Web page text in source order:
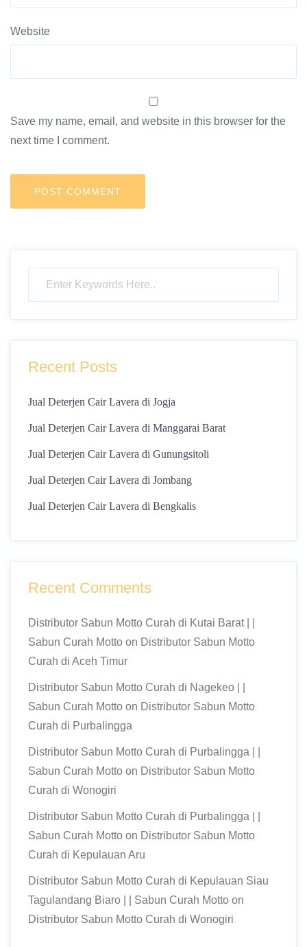
Website
Save my name, email, and website in this browser for the
next time I comment.
Recent Posts
Jual Deterjen Cair Lavera di Jogja
Jual Deterjen Cair Lavera di Manggarai Barat
Jual Deterjen Cair Lavera di Gunungsitoli
Jual Deterjen Cair Lavera di Jombang
Jual Deterjen Cair Lavera di Bengkalis
Recent Comments
Distributor Sabun Motto Curah di Kutai Barat | |
Sabun Curah Motto on Distributor Sabun Motto
Curah di Aceh Timur
Distributor Sabun Motto Curah di Nagekeo | |
Sabun Curah Motto on Distributor Sabun Motto
Curah di Purbalingga
Distributor Sabun Motto Curah di Purbalingga | |
Sabun Curah Motto on Distributor Sabun Motto
Curah di Wonogiri
Distributor Sabun Motto Curah di Purbalingga | |
Sabun Curah Motto on Distributor Sabun Motto
Curah di Kepulauan Aru
Distributor Sabun Motto Curah di Kepulauan Siau
Tagulandang Biaro | | Sabun Curah Motto on
Distributor Sabun Motto Curah di Wonogiri